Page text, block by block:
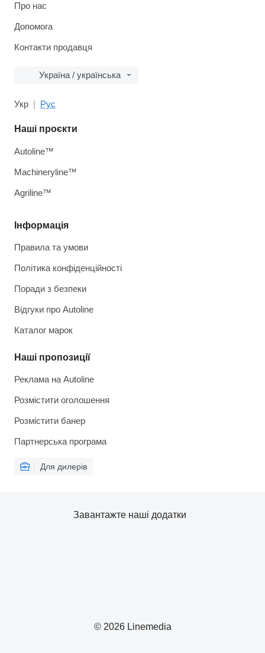
Про нас
Допомога
Контакти продавця
Україна / українська
Укр Рус
Інформація
Правила та умови
Політика конфіденційності
Поради з безпеки
Відгуки про Autoline
Каталог марок
Наші пропозиції
Реклама на Autoline
Розмістити оголошення
Розмістити банер
Партнерська програма
Для дилерів
Наші проєкти
Autoline™
Machineryline™
Agriline™
© 2026 Linemedia
Завантажте наші додатки